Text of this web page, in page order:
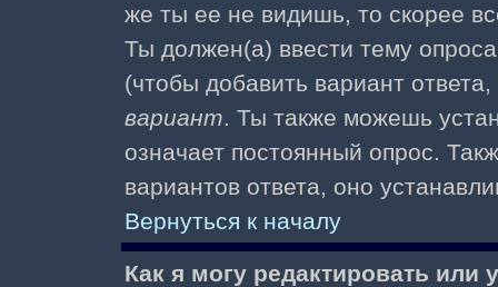
же ты ее не видишь, то скорее
Ты должен(а) ввести тему
(чтобы добавить вариант
вариант. Ты также можешь
означает постоянный опрос.
вариантов ответа, оно
Вернуться к началу
Как я могу редактировать или